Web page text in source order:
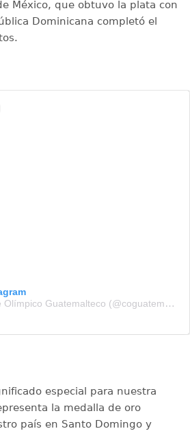
México, que obtuvo la plata con
Dominicana completó el
A post shared by Comité Olímpico Guatemalteco (@coguatemalteco)
especial para nuestra
la medalla de oro
país en Santo Domingo y